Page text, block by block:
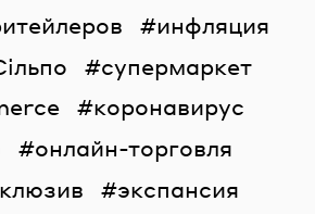
инфляция
супермаркет
коронавирус
онлайн-торговля
экспансия